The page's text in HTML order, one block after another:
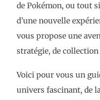
de Pokémon, ou tout
d’une nouvelle
vous propose une
stratégie, de
Voici pour vous un
univers fascinant, de